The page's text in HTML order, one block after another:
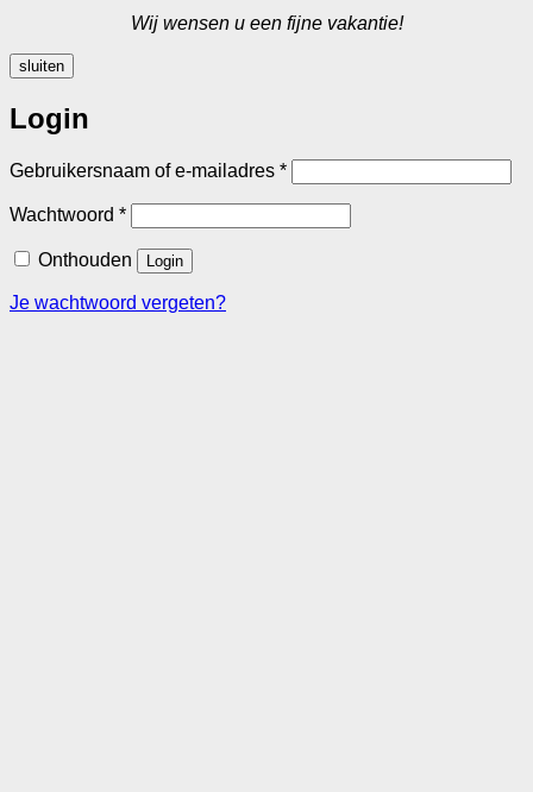
Wij wensen u een fijne vakantie!
sluiten
Login
Gebruikersnaam of e-mailadres *Vereist
Wachtwoord *Vereist
Onthouden Login
Je wachtwoord vergeten?